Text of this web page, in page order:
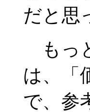
だと思
もっ
は、「
で、参